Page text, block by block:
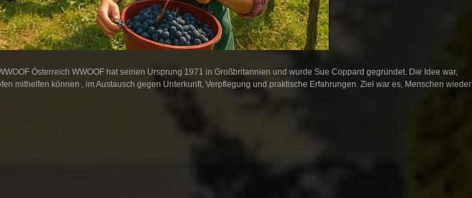
Österreich WWOOF hat seinen Ursprung 1971 in Großbritannien und wurde Sue Coppard gegründet. Die Idee war,
mithelfen können , im Austausch gegen Unterkunft, Verpflegung und praktische Erfahrungen. Ziel war es, Menschen wieder